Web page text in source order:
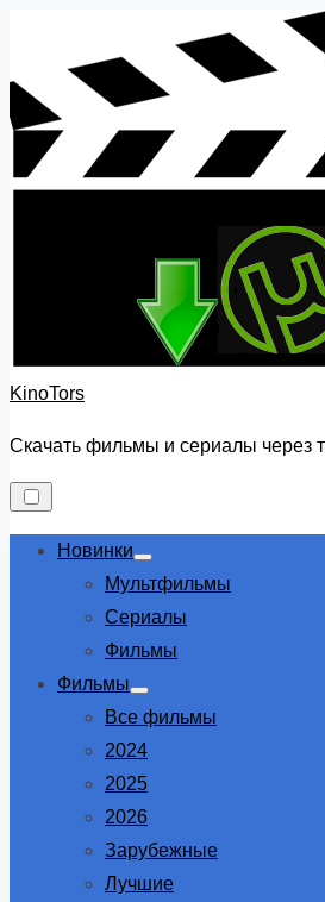
content
KinoTors
Скачать фильмы и сериалы через
Новинки
Show
sub
Мультфильмы
Сериалы
Фильмы
Фильмы
Show
sub
Все фильмы
2024
2025
2026
Зарубежные
Лучшие